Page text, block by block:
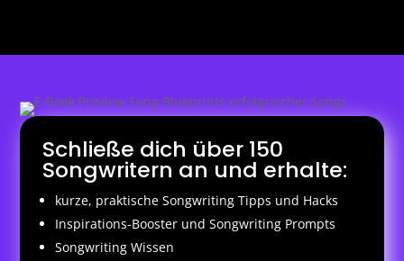
Schließe dich über 150
Songwritern an und erhalte:
kurze, praktische Songwriting Tipps und Hacks
Inspirations-Booster und Songwriting Prompts
Songwriting Wissen